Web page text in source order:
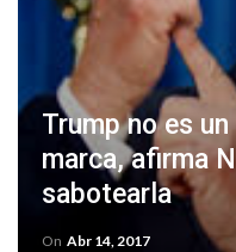
Trump no es
marca, afirma
sabotearla
On Abr 14, 2017